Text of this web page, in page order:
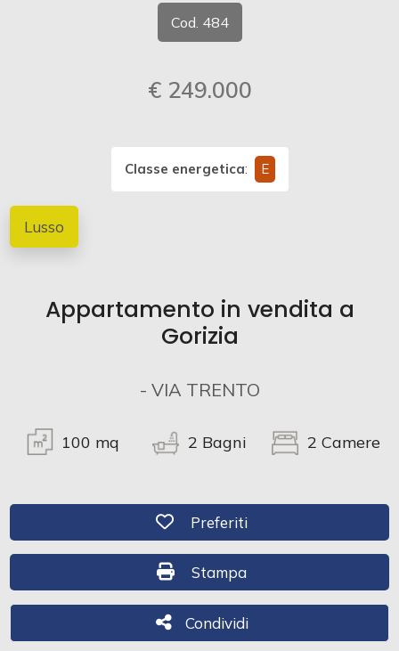
Cod. 484
€ 249.000
Classe energetica: E
Lusso
Appartamento in vendita a
Gorizia
- VIA TRENTO
100 mq 2 Bagni 2 Camere
Preferiti: Cod. 484
Preferiti
Stampa: Cod. 484
Stampa
Condividi
Condividi
Residenziali
Commerciali
Totale